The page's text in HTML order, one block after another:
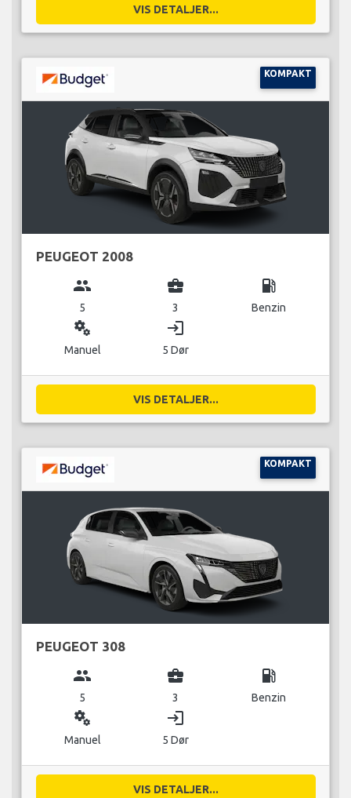
VIS DETALJER...
KOMPAKT
PEUGEOT 2008
group
5
business_center
3
local_gas_station
Benzin
miscellaneous_services
Manuel
login
5 Dør
VIS DETALJER...
KOMPAKT
PEUGEOT 308
group
5
business_center
3
local_gas_station
Benzin
miscellaneous_services
Manuel
login
5 Dør
VIS DETALJER...